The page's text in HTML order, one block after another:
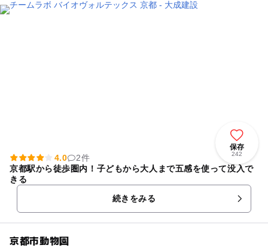
保存
242
4.0
2件
京都駅から徒歩圏内！子どもから大人まで五感を使って没入で
きる
続きをみる
京都市動物園